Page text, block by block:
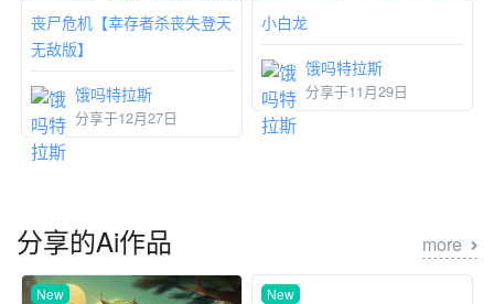
丧尸危机【幸存者杀丧失登天
无敌版】
饿吗特拉斯
分享于12月27日
小白龙
饿吗特拉斯
分享于11月29日
分享的Ai作品 more
New New